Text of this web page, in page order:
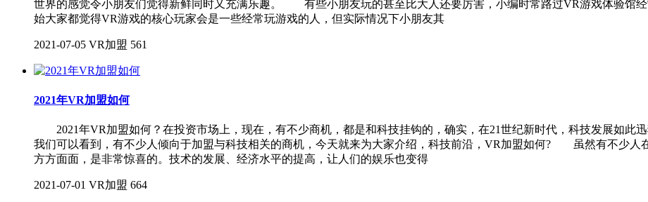
世界的感觉令小朋友们觉得新鲜同时又充满乐趣。 有些小朋友玩的甚至比大人还要厉害，小编时常路过VR游戏体验馆
始大家都觉得VR游戏的核心玩家会是一些经常玩游戏的人，但实际情况下小朋友其
2021-07-05 VR加盟 561
2021年VR加盟如何
2021年VR加盟如何？在投资市场上，现在，有不少商机，都是和科技挂钩的，确实，在21世纪新时代，科技发展如此迅
我们可以看到，有不少人倾向于加盟与科技相关的商机，今天就来为大家介绍，科技前沿，VR加盟如何? 虽然有不少人
方方面面，是非常惊喜的。技术的发展、经济水平的提高，让人们的娱乐也变得
2021-07-01 VR加盟 664